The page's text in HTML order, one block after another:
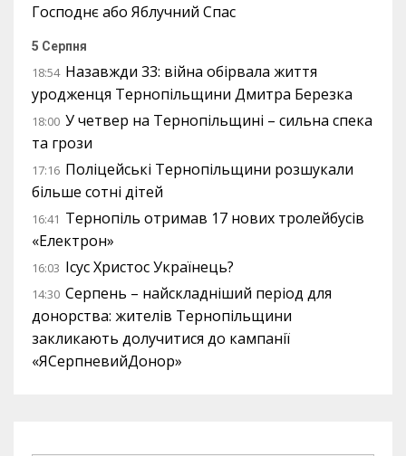
Господнє або Яблучний Спас
5 Серпня
18:54 Назавжди 33: війна обірвала життя
уродженця Тернопільщини Дмитра Березка
18:00 У четвер на Тернопільщині – сильна спека
та грози
17:16 Поліцейські Тернопільщини розшукали
більше сотні дітей
16:41 Тернопіль отримав 17 нових тролейбусів
«Електрон»
16:03 Ісус Христос Українець?
14:30 Серпень – найскладніший період для
донорства: жителів Тернопільщини
закликають долучитися до кампанії
«ЯСерпневийДонор»